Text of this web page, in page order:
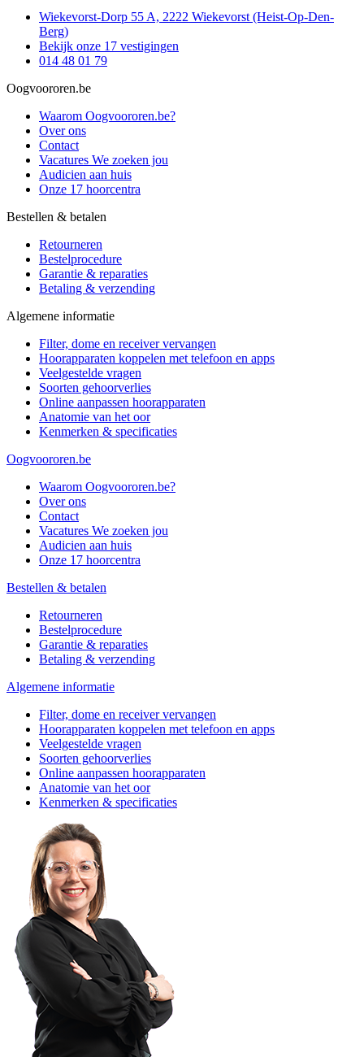
Wiekevorst-Dorp 55 A, 2222 Wiekevorst (Heist-Op-Den-
Berg)
Bekijk onze 17 vestigingen
014 48 01 79
Oogvoororen.be
Waarom Oogvoororen.be?
Over ons
Contact
Vacatures We zoeken jou
Audicien aan huis
Onze 17 hoorcentra
Bestellen & betalen
Retourneren
Bestelprocedure
Garantie & reparaties
Betaling & verzending
Algemene informatie
Filter, dome en receiver vervangen
Hoorapparaten koppelen met telefoon en apps
Veelgestelde vragen
Soorten gehoorverlies
Online aanpassen hoorapparaten
Anatomie van het oor
Kenmerken & specificaties
Oogvoororen.be
Waarom Oogvoororen.be?
Over ons
Contact
Vacatures We zoeken jou
Audicien aan huis
Onze 17 hoorcentra
Bestellen & betalen
Retourneren
Bestelprocedure
Garantie & reparaties
Betaling & verzending
Algemene informatie
Filter, dome en receiver vervangen
Hoorapparaten koppelen met telefoon en apps
Veelgestelde vragen
Soorten gehoorverlies
Online aanpassen hoorapparaten
Anatomie van het oor
Kenmerken & specificaties